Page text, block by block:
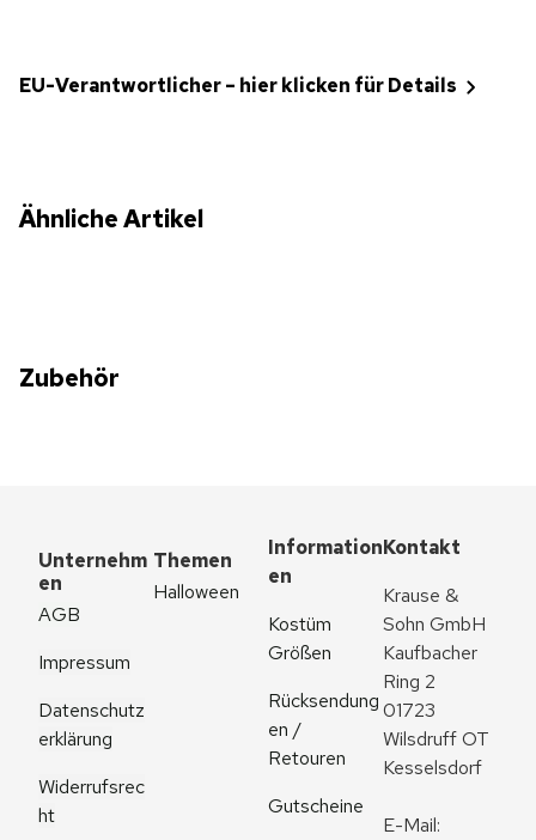
EU-Verantwortlicher – hier klicken für Details
Ähnliche Artikel
Zubehör
Unternehm
en
AGB
Impressum
Datenschutz
erklärung
Widerrufsrec
ht
Themen
Halloween
Information
en
Kostüm
Größen
Rücksendung
en /
Retouren
Gutscheine
Kontakt
Krause &
Sohn GmbH
Kaufbacher
Ring 2
01723
Wilsdruff OT
Kesselsdorf